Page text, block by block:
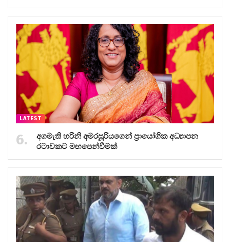
LATEST
අගමැති හරිනි අමරසූරියගෙන් ප්‍රායෝගික අධ්‍යාපන
රටාවකට මඟපෙන්වීමක්